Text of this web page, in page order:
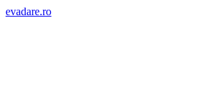
evadare.ro